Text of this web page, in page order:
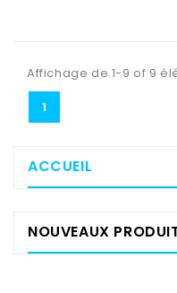
Affichage de 1-9 of 9
1
ACCUEIL
NOUVEAUX